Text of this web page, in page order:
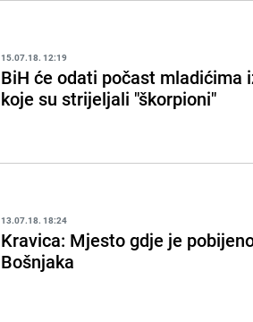
15.07.18. 12:19
BiH će odati počast mladićima
koje su strijeljali "škorpioni"
13.07.18. 18:24
Kravica: Mjesto gdje je
Bošnjaka